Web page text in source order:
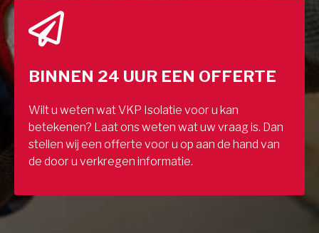
BINNEN 24 UUR EEN OFFERTE
Wilt u weten wat VKP Isolatie voor u kan
betekenen? Laat ons weten wat uw vraag is. Dan
stellen wij een offerte voor u op aan de hand van
de door u verkregen informatie.